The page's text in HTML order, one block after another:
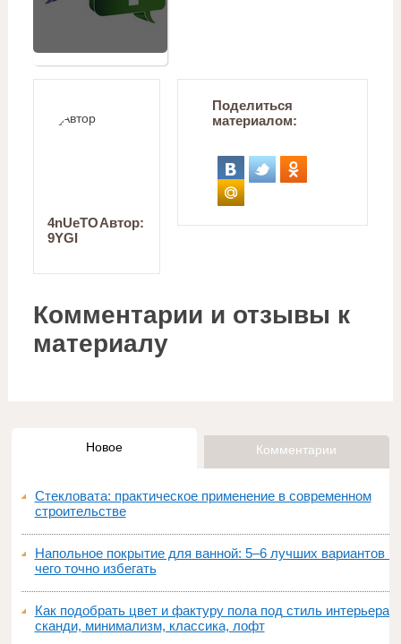
Автор:
4nUeTO
9YGI
Поделиться
материалом:
Комментарии и отзывы к
материалу
Новое Комментарии
Стекловата: практическое применение в современном
строительстве
Напольное покрытие для ванной: 5–6 лучших вариантов и
чего точно избегать
Как подобрать цвет и фактуру пола под стиль интерьера:
сканди, минимализм, классика, лофт